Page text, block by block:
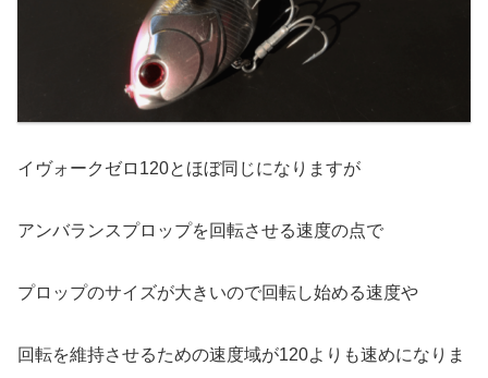
イヴォークゼロ120とほぼ同じになりますが
アンバランスプロップを回転させる速度の点で
プロップのサイズが大きいので回転し始める速度や
回転を維持させるための速度域が120よりも速めになりま